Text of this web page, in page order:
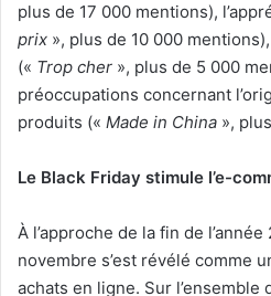
plus de 17 000 mentions),
prix », plus de 10 000
(« Trop cher », plus de 5 000
préoccupations concernant
produits (« Made in China »,
Le Black Friday stimule l’e-
À l’approche de la fin de
novembre s’est révélé comme
achats en ligne. Sur l’ensemble